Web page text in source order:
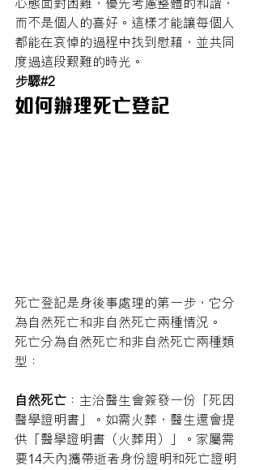
心態面對困難，優先考慮整體的和諧，
而不是個人的喜好。這樣才能讓每個人
都能在哀悼的過程中找到慰藉，並共同
度過這段艱難的時光。
步驟#2
如何辦理死亡登記
死亡登記是身後事處理的第一步，它分
為自然死亡和非自然死亡兩種情況。
死亡分為自然死亡和非自然死亡兩種類
型：
自然死亡 ：主治醫生會簽發一份「死因
醫學證明書」。如需火葬，醫生還會提
供「醫學證明書（火葬用）」。家屬需
要14天內攜帶逝者身份證明和死亡證明